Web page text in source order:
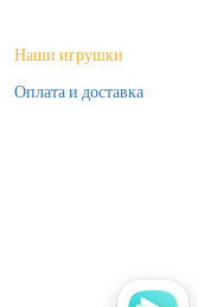
Наши игрушки
Оплата и доставка